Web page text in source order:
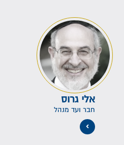
אלי גרוס
חבר ועד מנהל